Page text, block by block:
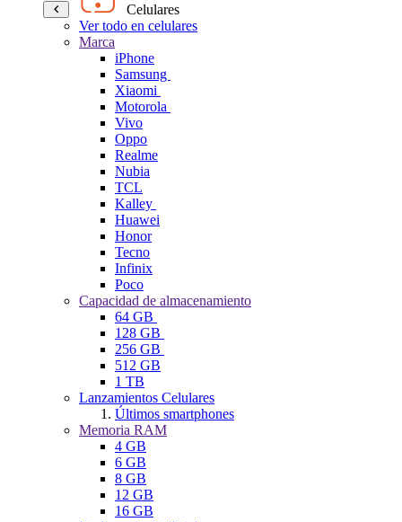
Celulares
Ver todo en celulares
Marca
iPhone
Samsung
Xiaomi
Motorola
Vivo
Oppo
Realme
Nubia
TCL
Kalley
Huawei
Honor
Tecno
Infinix
Poco
Capacidad de almacenamiento
64 GB
128 GB
256 GB
512 GB
1 TB
Lanzamientos Celulares
Últimos smartphones
Memoria RAM
4 GB
6 GB
8 GB
12 GB
16 GB